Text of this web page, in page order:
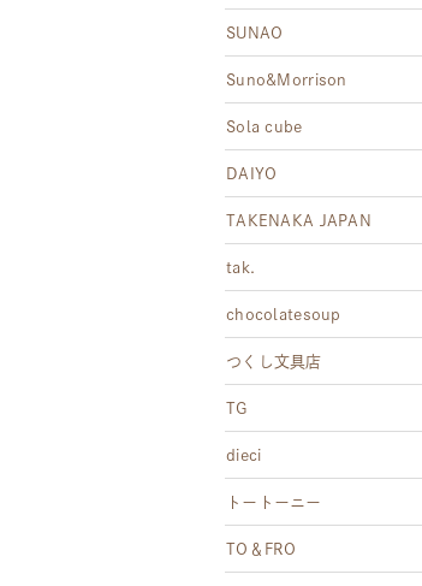
SUNAO
Suno&Morrison
Sola cube
DAIYO
TAKENAKA JAPAN
tak.
chocolatesoup
つくし文具店
TG
dieci
トートーニー
TO＆FRO